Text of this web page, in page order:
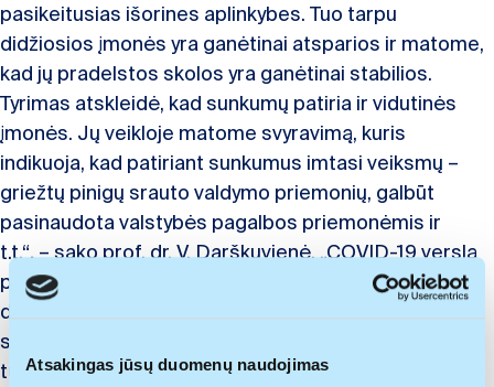
Atsakingas jūsų duomenų naudojimas
pasikeitusias išorines aplinkybes. Tuo tarpu
didžiosios įmonės yra ganėtinai atsparios ir matome,
kad jų pradelstos skolos yra ganėtinai stabilios.
Tyrimas atskleidė, kad sunkumų patiria ir vidutinės
įmonės. Jų veikloje matome svyravimą, kuris
indikuoja, kad patiriant sunkumus imtasi veiksmų –
griežtų pinigų srauto valdymo priemonių, galbūt
pasinaudota valstybės pagalbos priemonėmis ir
t.t.“,–sako prof. dr. V. Darškuvienė. „COVID-19 verslą
paveikė skirtingai, todėl ir parama turėtų būti
diferencijuota atsižvelgiant į įmonės veiklos vietą,
sektorių bei dydį: regionuose didesnis dėmesys
turėtų būti skirtas darbo vietų išsaugojimui.